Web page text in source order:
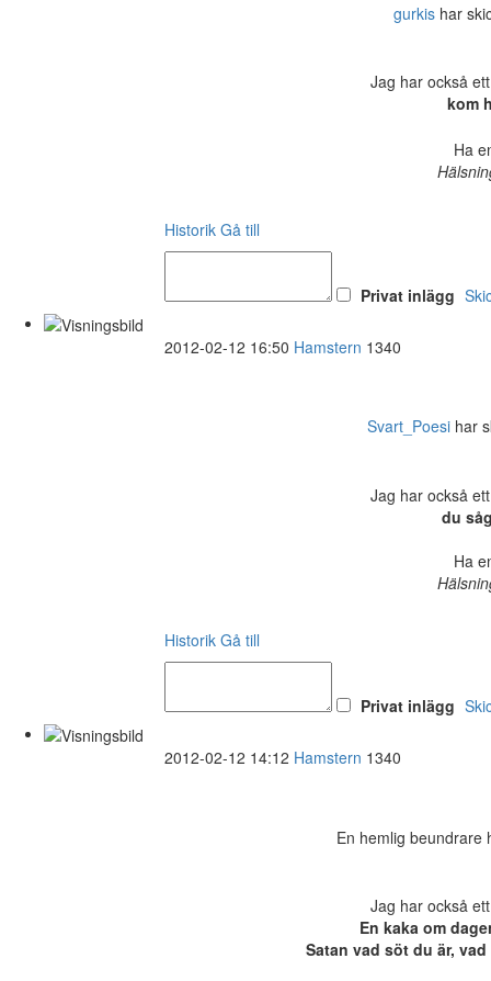
gurkis har
Jag har också
kom
Ha
Historik Gå till
Privat inlägg
2012-02-12 16:50 Hamstern 1340
Svart_Poesi har
Jag har också
du
Ha
Historik Gå till
Privat inlägg
2012-02-12 14:12 Hamstern 1340
En hemlig beundrare
Jag har också
En kaka om
Satan vad söt du är,